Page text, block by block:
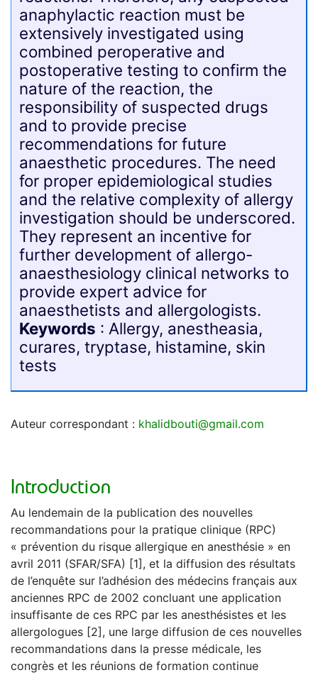
anaphylactic reaction must be
extensively investigated using
combined peroperative and
postoperative testing to confirm the
nature of the reaction, the
responsibility of suspected drugs
and to provide precise
recommendations for future
anaesthetic procedures. The need
for proper epidemiological studies
and the relative complexity of allergy
investigation should be underscored.
They represent an incentive for
further development of allergo-
anaesthesiology clinical networks to
provide expert advice for
anaesthetists and allergologists.
Keywords : Allergy, anestheasia,
curares, tryptase, histamine, skin
tests
Auteur correspondant : khalidbouti@gmail.com
Introduction
Au lendemain de la publication des nouvelles
recommandations pour la pratique clinique (RPC)
« prévention du risque allergique en anesthésie » en
avril 2011 (SFAR/SFA) [1], et la diffusion des résultats
de l’enquête sur l’adhésion des médecins français aux
anciennes RPC de 2002 concluant une application
insuffisante de ces RPC par les anesthésistes et les
allergologues [2], une large diffusion de ces nouvelles
recommandations dans la presse médicale, les
congrès et les réunions de formation continue